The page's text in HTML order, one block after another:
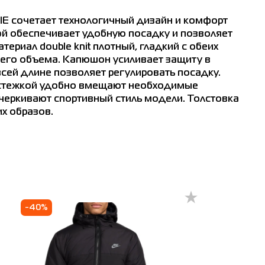
сочетает технологичный дизайн и комфорт
обеспечивает удобную посадку и позволяет
double knit плотный, гладкий с обеих
объема. Капюшон усиливает защиту в
длине позволяет регулировать посадку.
удобно вмещают необходимые
спортивный стиль модели. Толстовка
образов.
-40%